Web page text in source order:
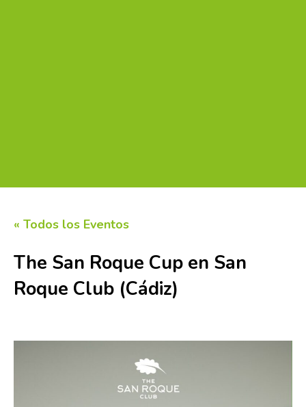
« Todos los Eventos
The San Roque Cup en San
Roque Club (Cádiz)